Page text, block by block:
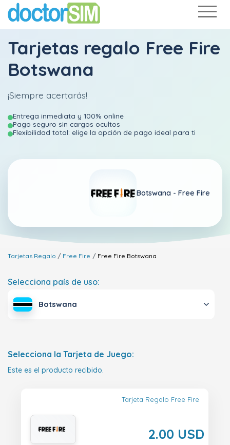
Tarjetas regalo Free Fire
Botswana
¡Siempre acertarás!
Entrega inmediata y 100% online
Pago seguro sin cargos ocultos
Flexibilidad total: elige la opción de pago ideal para ti
Botswana - Free Fire
Tarjetas Regalo Free Fire Free Fire Botswana
Selecciona país de uso:
Botswana
Selecciona la Tarjeta de Juego:
Este es el producto recibido.
Tarjeta Regalo Free Fire
2.00 USD